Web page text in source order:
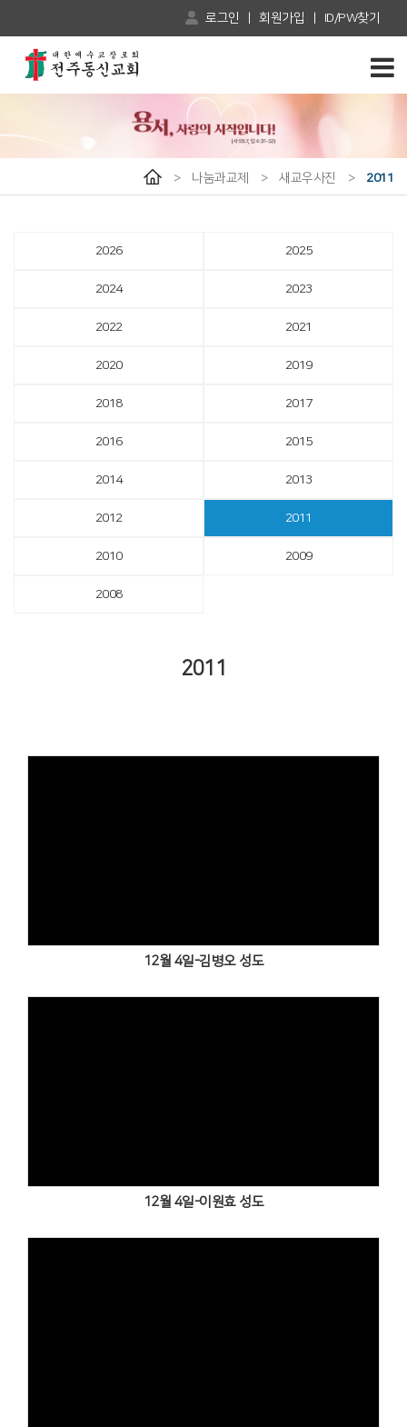
로그인 회원가입 ID/PW찾기
> 나눔과교제 > 새교우사진 > 2011
2026 2025
2024 2023
2022 2021
2020 2019
2018 2017
2016 2015
2014 2013
2012 2011
2010 2009
2008
2011
12월 4일-김병오 성도
12월 4일-이원효 성도